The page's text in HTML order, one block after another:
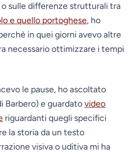
o sulle differenze strutturali tra
e quello portoghese, ho
in quei giorni avevo altre
necessario ottimizzare i tempi
le pause, ho ascoltato
Barbero) e guardatovideo
riguardanti quegli specifici
la storia da un testo
visiva o uditiva mi ha